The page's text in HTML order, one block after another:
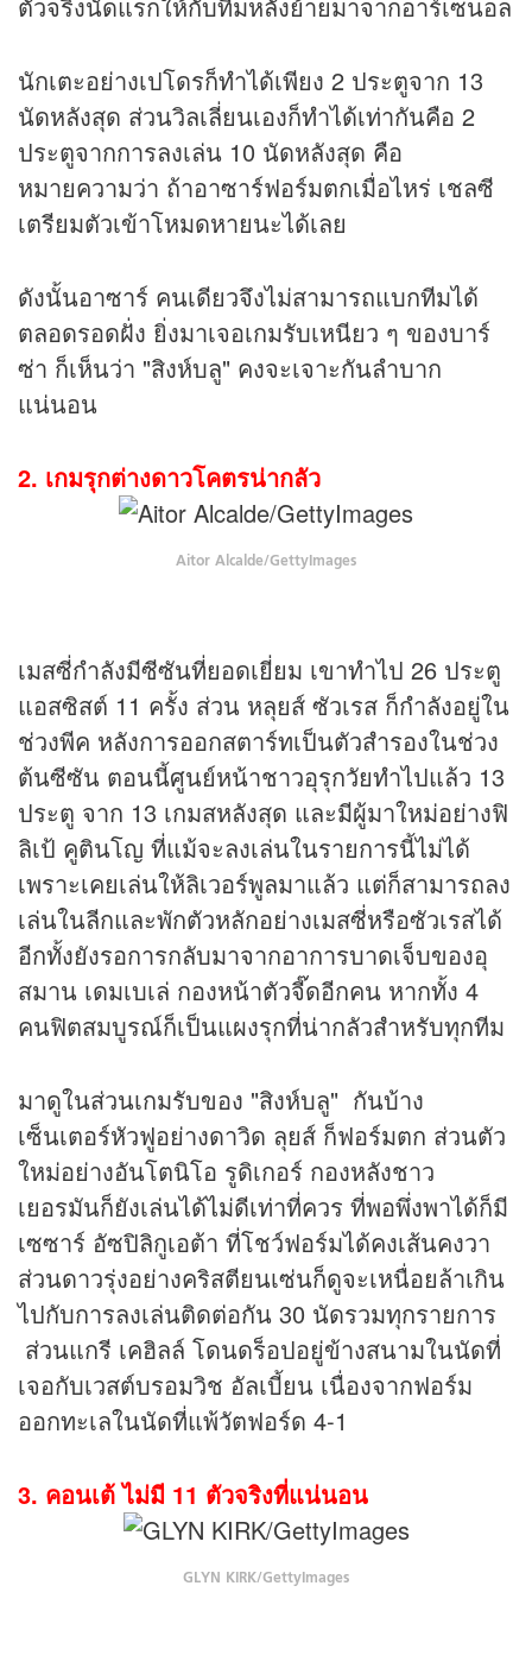
นักเตะอย่างเปโดรก็ทำได้เพียง 2 ประตูจาก 13
นัดหลังสุด ส่วนวิลเลี่ยนเองก็ทำได้เท่ากันคือ 2
ประตูจากการลงเล่น 10 นัดหลังสุด คือ
หมายความว่า ถ้าอาซาร์ฟอร์มตกเมื่อไหร่ เชลซี
เตรียมตัวเข้าโหมดหายนะได้เลย
ดังนั้นอาซาร์ คนเดียวจึงไม่สามารถแบกทีมได้
ตลอดรอดฝั่ง ยิ่งมาเจอเกมรับเหนียว ๆ ของบาร์
ซ่า ก็เห็นว่า "สิงห์บลู" คงจะเจาะกันลำบาก
แน่นอน
2. เกมรุกต่างดาวโคตรน่ากลัว
Aitor Alcalde/GettyImages
เมสซี่กำลังมีซีซันที่ยอดเยี่ยม เขาทำไป 26 ประตู
แอสซิสต์ 11 ครั้ง ส่วน หลุยส์ ซัวเรส ก็กำลังอยู่ใน
ช่วงพีค หลังการออกสตาร์ทเป็นตัวสำรองในช่วง
ต้นซีซัน ตอนนี้ศูนย์หน้าชาวอุรุกวัยทำไปแล้ว 13
ประตู จาก 13 เกมสหลังสุด และมีผู้มาใหม่อย่างฟิ
ลิเป้ คูตินโญ ที่แม้จะลงเล่นในรายการนี้ไม่ได้
เพราะเคยเล่นให้ลิเวอร์พูลมาแล้ว แต่ก็สามารถลง
เล่นในลีกและพักตัวหลักอย่างเมสซี่หรือซัวเรสได้
อีกทั้งยังรอการกลับมาจากอาการบาดเจ็บของอุ
สมาน เดมเบเล่ กองหน้าตัวจี๊ดอีกคน หากทั้ง 4
คนฟิตสมบูรณ์ก็เป็นแผงรุกที่น่ากลัวสำหรับทุกทีม
มาดูในส่วนเกมรับของ "สิงห์บลู" กันบ้าง
เซ็นเตอร์หัวฟูอย่างดาวิด ลุยส์ ก็ฟอร์มตก ส่วนตัว
ใหม่อย่างอันโตนิโอ รูดิเกอร์ กองหลังชาว
เยอรมันก็ยังเล่นได้ไม่ดีเท่าที่ควร ที่พอพึ่งพาได้ก็มี
เซซาร์ อัซปิลิกูเอต้า ที่โชว์ฟอร์มได้คงเส้นคงวา
ส่วนดาวรุ่งอย่างคริสตียนเซ่นก็ดูจะเหนื่อยล้าเกิน
ไปกับการลงเล่นติดต่อกัน 30 นัดรวมทุกรายการ
ส่วนแกรี เคฮิลล์ โดนดร็อปอยู่ข้างสนามในนัดที่
เจอกับเวสต์บรอมวิช อัลเบี้ยน เนื่องจากฟอร์ม
ออกทะเลในนัดที่แพ้วัตฟอร์ด 4-1
3. คอนเต้ ไม่มี 11 ตัวจริงที่แน่นอน
GLYN KIRK/GettyImages